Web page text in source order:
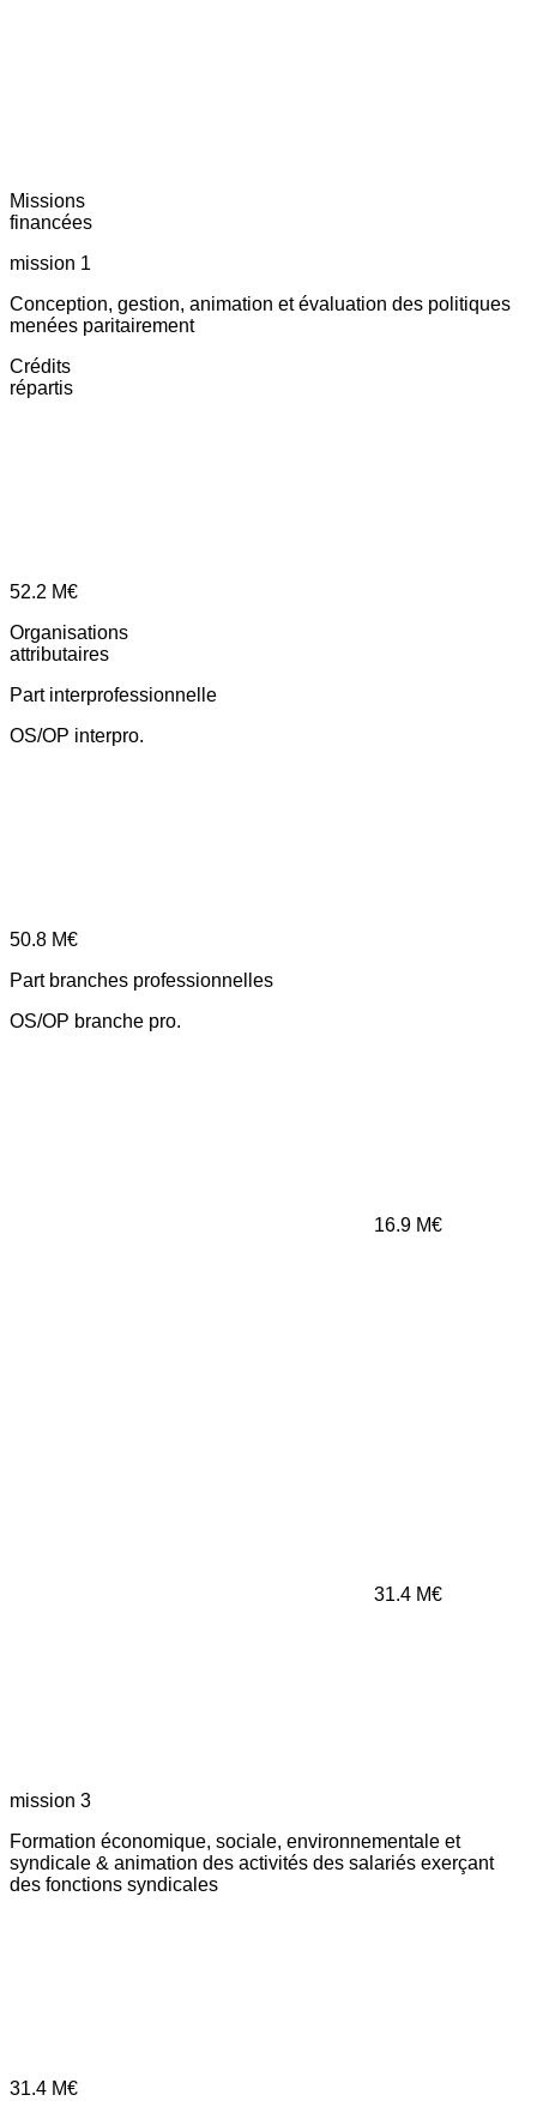
Missions
financées
mission 1
Conception, gestion, animation et évaluation des politiques
menées paritairement
Crédits
répartis
52.2 M€
Organisations
attributaires
Part interprofessionnelle
OS/OP interpro.
50.8 M€
Part branches professionnelles
OS/OP branche pro.
16.9 M€
31.4 M€
mission 3
Formation économique, sociale, environnementale et
syndicale & animation des activités des salariés exerçant
des fonctions syndicales
31.4 M€